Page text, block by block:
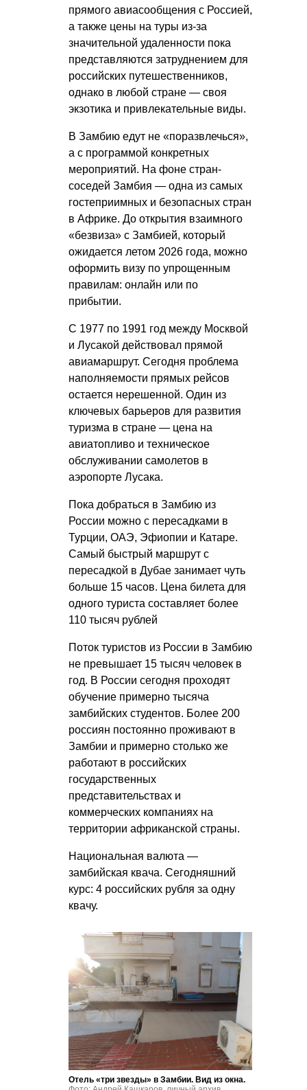
прямого авиасообщения с Россией,
а также цены на туры из-за
значительной удаленности пока
представляются затруднением для
российских путешественников,
однако в любой стране — своя
экзотика и привлекательные виды.
В Замбию едут не «поразвлечься»,
а с программой конкретных
мероприятий. На фоне стран-
соседей Замбия — одна из самых
гостеприимных и безопасных стран
в Африке. До открытия взаимного
«безвиза» с Замбией, который
ожидается летом 2026 года, можно
оформить визу по упрощенным
правилам: онлайн или по
прибытии.
С 1977 по 1991 год между Москвой
и Лусакой действовал прямой
авиамаршрут. Сегодня проблема
наполняемости прямых рейсов
остается нерешенной. Один из
ключевых барьеров для развития
туризма в стране — цена на
авиатопливо и техническое
обслуживании самолетов в
аэропорте Лусака.
Пока добраться в Замбию из
России можно с пересадками в
Турции, ОАЭ, Эфиопии и Катаре.
Самый быстрый маршрут с
пересадкой в Дубае занимает чуть
больше 15 часов. Цена билета для
одного туриста составляет более
110 тысяч рублей
Поток туристов из России в Замбию
не превышает 15 тысяч человек в
год. В России сегодня проходят
обучение примерно тысяча
замбийских студентов. Более 200
россиян постоянно проживают в
Замбии и примерно столько же
работают в российских
государственных
представительствах и
коммерческих компаниях на
территории африканской страны.
Национальная валюта —
замбийская квача. Сегодняшний
курс: 4 российских рубля за одну
квачу.
Отель «три звезды» в Замбии. Вид из окна.